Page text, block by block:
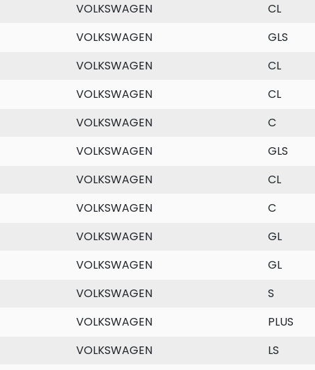
VOLKSWAGEN CL
VOLKSWAGEN GLS
VOLKSWAGEN CL
VOLKSWAGEN CL
VOLKSWAGEN C
VOLKSWAGEN GLS
VOLKSWAGEN CL
VOLKSWAGEN C
VOLKSWAGEN GL
VOLKSWAGEN GL
VOLKSWAGEN S
VOLKSWAGEN PLUS
VOLKSWAGEN LS